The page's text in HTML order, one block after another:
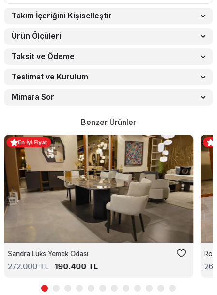
Takım İçeriğini Kişiselleştir
Ürün Ölçüleri
Taksit ve Ödeme
Teslimat ve Kurulum
Mimara Sor
Benzer Ürünler
En İyi Fiyat
Sandra Lüks Yemek Odası
272.000TL 190.400TL